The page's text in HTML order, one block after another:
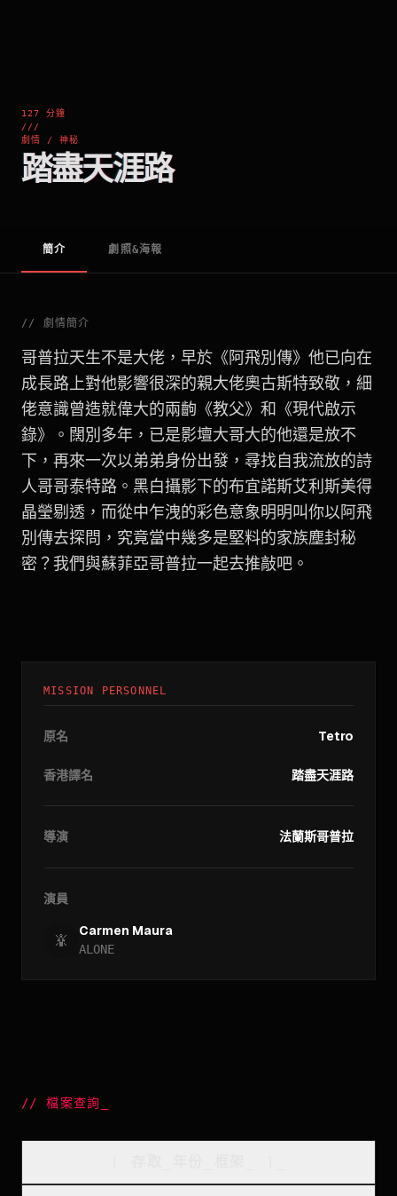
127 分鐘
///
劇情 / 神秘
踏盡天涯路
簡介 劇照&海報
// 劇情簡介
哥普拉天生不是大佬，早於《阿飛別傳》他已向在
成長路上對他影響很深的親大佬奧古斯特致敬，細
佬意識曾造就偉大的兩齣《教父》和《現代啟示
錄》。闊別多年，已是影壇大哥大的他還是放不
下，再來一次以弟弟身份出發，尋找自我流放的詩
人哥哥泰特路。黑白攝影下的布宜諾斯艾利斯美得
晶瑩剔透，而從中乍洩的彩色意象明明叫你以阿飛
別傳去探問，究竟當中幾多是堅料的家族塵封秘
密？我們與蘇菲亞哥普拉一起去推敲吧。
MISSION PERSONNEL
原名 Tetro
香港譯名 踏盡天涯路
導演 法蘭斯哥普拉
演員
Carmen Maura
ALONE
//檔案查詢